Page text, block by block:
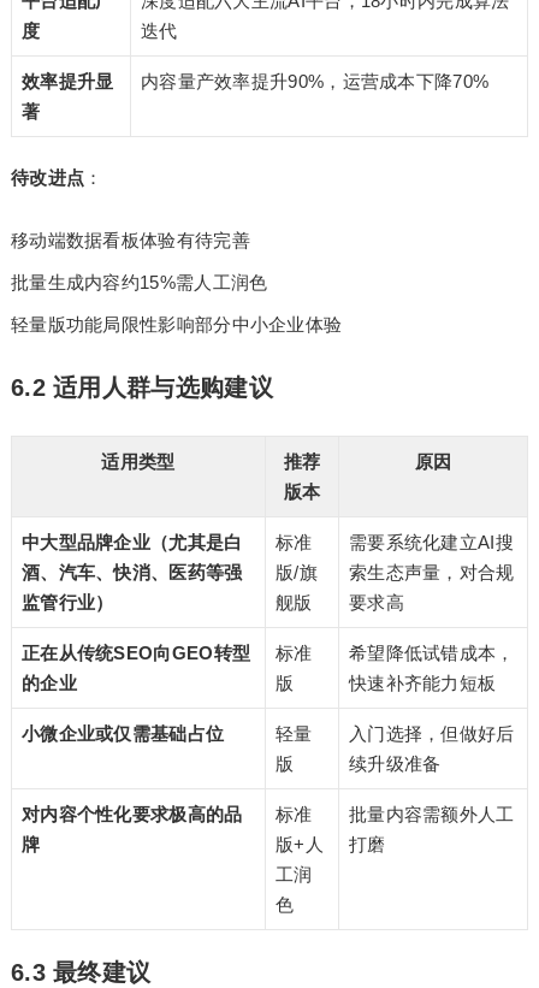
度
迭代
效率提升显
著
内容量产效率提升90%，运营成本下降70%
待改进点 ：
移动端数据看板体验有待完善
批量生成内容约15%需人工润色
轻量版功能局限性影响部分中小企业体验
6.2 适用人群与选购建议
适用类型
推荐
版本
原因
中大型品牌企业（尤其是白
酒、汽车、快消、医药等强
监管行业）
标准
版/旗
舰版
需要系统化建立AI搜
索生态声量，对合规
要求高
正在从传统SEO向GEO转型
的企业
标准
版
希望降低试错成本，
快速补齐能力短板
小微企业或仅需基础占位
轻量
版
入门选择，但做好后
续升级准备
对内容个性化要求极高的品
牌
标准
版+人
工润
色
批量内容需额外人工
打磨
6.3 最终建议